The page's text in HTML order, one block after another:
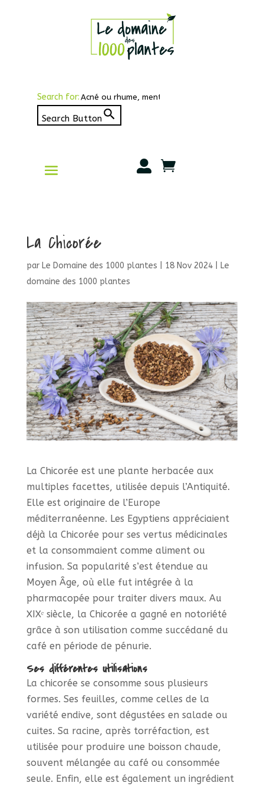
Search for:
Search Button
 
La Chicorée
par Le Domaine des 1000 plantes 18 Nov 2024|
Le
domaine des 1000 plantes
La Chicorée est une plante herbacée aux
multiples facettes, utilisée depuis l’Antiquité.
Elle est originaire de l’Europe
méditerranéenne. Les Egyptiens appréciaient
déjà la Chicorée pour ses vertus médicinales
et la consommaient comme aliment ou
infusion. Sa popularité s’est étendue au
Moyen Âge, où elle fut intégrée à la
pharmacopée pour traiter divers maux. Au
XIXᵉ siècle, la Chicorée a gagné en notoriété
grâce à son utilisation comme succédané du
café en période de pénurie.
Ses différentes utilisations
La chicorée se consomme sous plusieurs
formes. Ses feuilles, comme celles de la
variété endive, sont dégustées en salade ou
cuites. Sa racine, après torréfaction, est
utilisée pour produire une boisson chaude,
souvent mélangée au café ou consommée
seule. Enfin, elle est également un ingrédient